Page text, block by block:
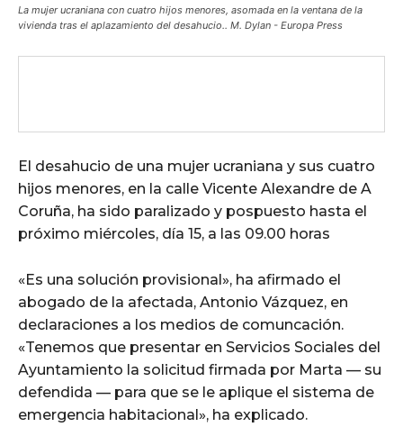
La mujer ucraniana con cuatro hijos menores, asomada en la ventana de la
vivienda tras el aplazamiento del desahucio.. M. Dylan - Europa Press
El desahucio de una mujer ucraniana y sus cuatro
hijos menores, en la calle Vicente Alexandre de A
Coruña, ha sido paralizado y pospuesto hasta el
próximo miércoles, día 15, a las 09.00 horas
«Es una solución provisional», ha afirmado el
abogado de la afectada, Antonio Vázquez, en
declaraciones a los medios de comuncación.
«Tenemos que presentar en Servicios Sociales del
Ayuntamiento la solicitud firmada por Marta — su
defendida — para que se le aplique el sistema de
emergencia habitacional», ha explicado.